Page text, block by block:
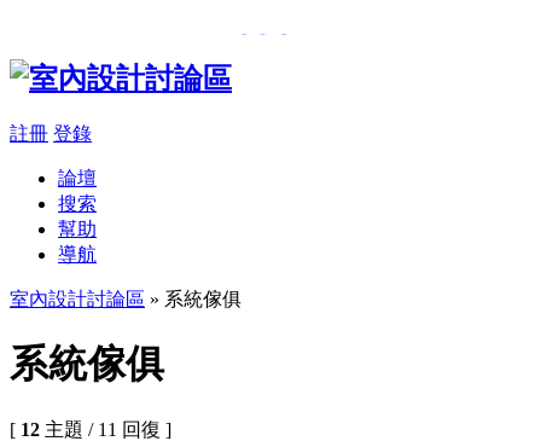
註冊 登錄
論壇
搜索
幫助
導航
室內設計討論區 » 系統傢俱
系統傢俱
[ 12 主題 / 11 回復 ]